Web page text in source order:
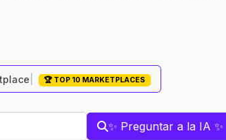
🏆 TOP 10 MARKETPLACES
✨ Preguntar a la IA ✨